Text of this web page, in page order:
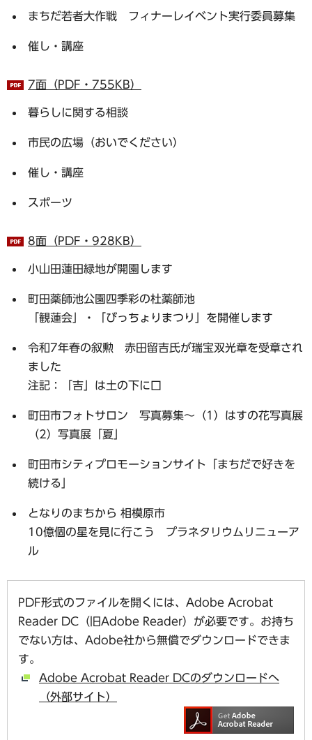
まちだ若者大作戦 フィナーレイベント実行委員募集
催し・講座
7面（PDF・755KB）
暮らしに関する相談
市民の広場（おいでください）
催し・講座
スポーツ
8面（PDF・928KB）
小山田蓮田緑地が開園します
町田薬師池公園四季彩の杜薬師池
「観蓮会」・「びっちょりまつり」を開催します
令和7年春の叙勲 赤田留吉氏が瑞宝双光章を受章され
ました
注記：「吉」は土の下に口
町田市フォトサロン 写真募集～（1）はすの花写真展
（2）写真展「夏」
町田市シティプロモーションサイト「まちだで好きを
続ける」
となりのまちから 相模原市
10億個の星を見に行こう プラネタリウムリニューア
ル
PDF形式のファイルを開くには、Adobe Acrobat
Reader DC（旧Adobe Reader）が必要です。お持ち
でない方は、Adobe社から無償でダウンロードできま
す。
Adobe Acrobat Reader DCのダウンロードへ
（外部サイト）